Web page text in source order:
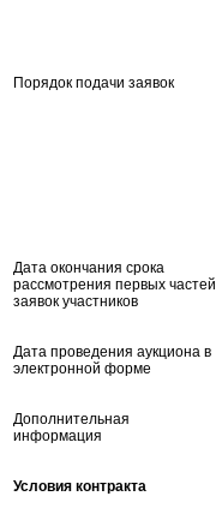
Порядок подачи заявок
Дата окончания срока
рассмотрения первых частей
заявок участников
Дата проведения аукциона в
электронной форме
Дополнительная
информация
Условия контракта